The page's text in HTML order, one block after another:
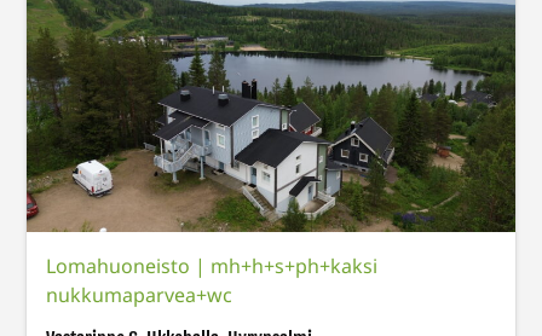
Lomahuoneisto | mh+h+s+ph+kaksi
nukkumaparvea+wc